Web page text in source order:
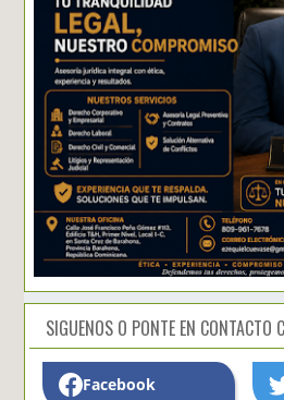
SIGUENOS O PONTE EN CONTACTO
Facebook